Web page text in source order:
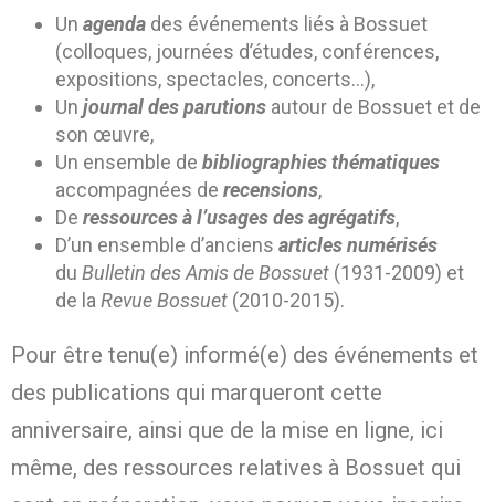
Un agenda des événements liés à Bossuet
(colloques, journées d’études, conférences,
expositions, spectacles, concerts…),
Un journal des parutions autour de Bossuet et de
son œuvre,
Un ensemble de bibliographies thématiques
accompagnées de recensions,
De ressources à l’usages des agrégatifs,
D’un ensemble d’anciens articles numérisés
du Bulletin des Amis de Bossuet (1931-2009) et
de la Revue Bossuet (2010-2015).
Pour être tenu(e) informé(e) des événements et
des publications qui marqueront cette
anniversaire, ainsi que de la mise en ligne, ici
même, des ressources relatives à Bossuet qui